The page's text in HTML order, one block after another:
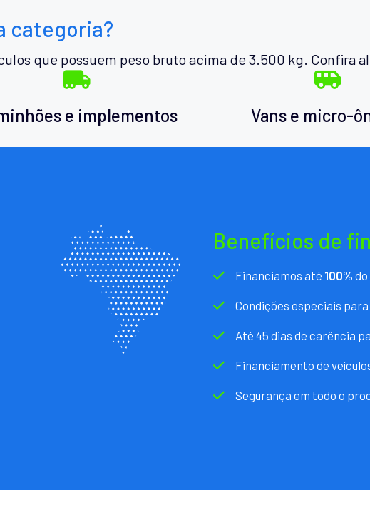
categoria?
que possuem peso bruto acima de 3.500 kg. Confira
e implementos Vans e micro-
Benefícios de
Financiamos até 100%
Condições especiais para
Até 45 dias de carência
Financiamento de
Segurança em todo o